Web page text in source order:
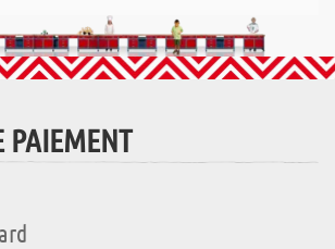
PAIEMENT